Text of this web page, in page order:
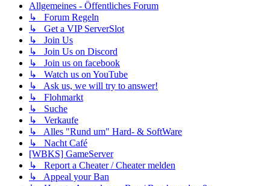
Allgemeines - Öffentliches Forum
↳ Forum Regeln
↳ Get a VIP ServerSlot
↳ Join Us
↳ Join Us on Discord
↳ Join us on facebook
↳ Watch us on YouTube
↳ Ask us, we will try to answer!
↳ Flohmarkt
↳ Suche
↳ Verkaufe
↳ Alles "Rund um" Hard- & SoftWare
↳ Nacht Café
[WBKS] GameServer
↳ Report a Cheater / Cheater melden
↳ Appeal your Ban